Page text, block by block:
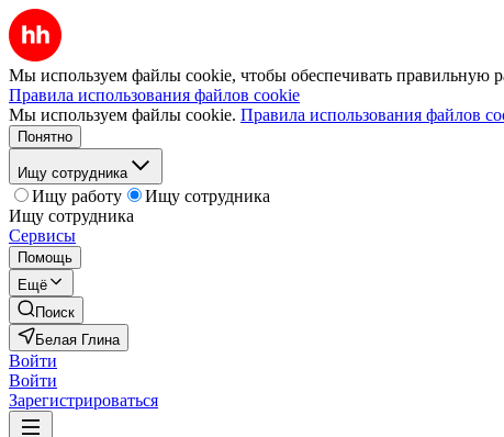
Мы используем файлы cookie, чтобы обеспечивать правильную
Правила использования файлов cookie
Мы используем файлы cookie. Правила использования файлов
Понятно
Ищу сотрудника
Ищу работу
Ищу сотрудника
Ищу сотрудника
Сервисы
Помощь
Ещё
Поиск
Белая Глина
Войти
Войти
Зарегистрироваться